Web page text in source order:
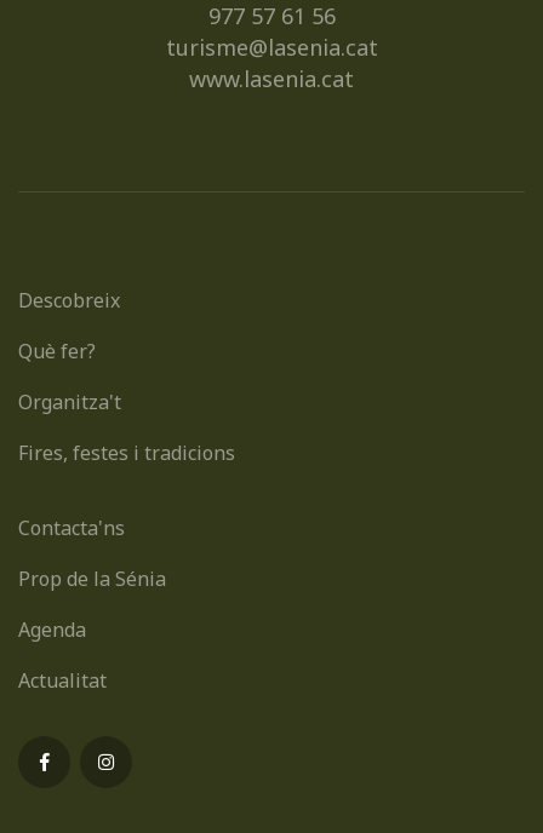
977 57 61 56
turisme@lasenia.cat
www.lasenia.cat
Descobreix
Què fer?
Organitza't
Fires, festes i tradicions
Contacta'ns
Prop de la Sénia
Agenda
Actualitat